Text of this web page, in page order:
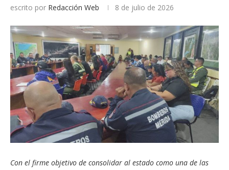
escrito por Redacción Web 8 de julio de 2026
Con el firme objetivo de consolidar al estado como una de las